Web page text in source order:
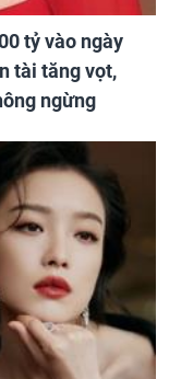
tỷ vào ngày
tài tăng vọt,
ngừng